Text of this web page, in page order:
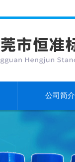
公司简介